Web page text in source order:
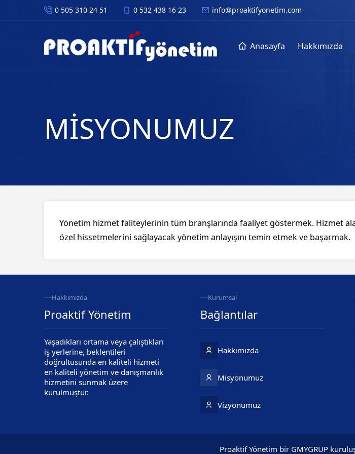
0 505 310 24 51 0 532 438 16 23 info@proaktifyonetim.com
Anasayfa Hakkımızda
MİSYONUMUZ
Yönetim hizmet faliteylerinin tüm branşlarında faaliyet göstermek. Hizmet
özel hissetmelerini sağlayacak yönetim anlayışını temin etmek ve başarmak.
Hakkımızda
Proaktif Yönetim
Yaşadıkları ortama veya çalıştıkları
iş yerlerine, beklentileri
doğrultusunda en kaliteli hizmeti
en kaliteli yönetim ve danışmanlık
hizmetini sunmak üzere
kurulmuştur.
Kurumsal
Bağlantılar
Hakkımızda
Misyonumuz
Vizyonumuz
Proaktif Yönetim bir GMYGRUP